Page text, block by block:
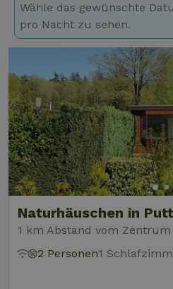
Wähle das gewünschte
pro Nacht zu sehen.
Naturhäuschen in
1 km Abstand vom
2 Personen1